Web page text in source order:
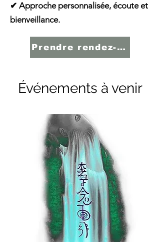
✔ Approche personnalisée, écoute et
bienveillance.
Prendre rendez-vous
Événements à venir